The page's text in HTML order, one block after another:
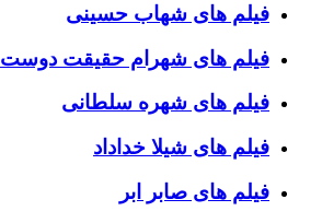
فیلم های شهاب حسینی
فیلم های شهرام حقیقت دوست
فیلم های شهره سلطانی
فیلم های شیلا خداداد
فیلم های صابر ابر